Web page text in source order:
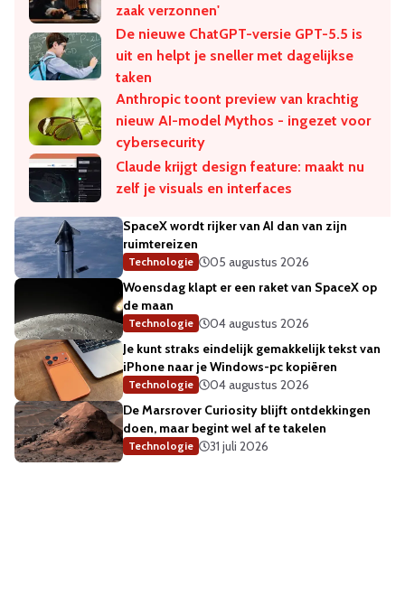
zaak verzonnen'
De nieuwe ChatGPT-versie GPT-5.5 is
uit en helpt je sneller met dagelijkse
taken
Anthropic toont preview van krachtig
nieuw AI-model Mythos - ingezet voor
cybersecurity
Claude krijgt design feature: maakt nu
zelf je visuals en interfaces
SpaceX wordt rijker van AI dan van zijn
ruimtereizen
Technologie
05 augustus 2026
Woensdag klapt er een raket van SpaceX op
de maan
Technologie
04 augustus 2026
Je kunt straks eindelijk gemakkelijk tekst van
iPhone naar je Windows-pc kopiëren
Technologie
04 augustus 2026
De Marsrover Curiosity blijft ontdekkingen
doen, maar begint wel af te takelen
Technologie 31 juli 2026